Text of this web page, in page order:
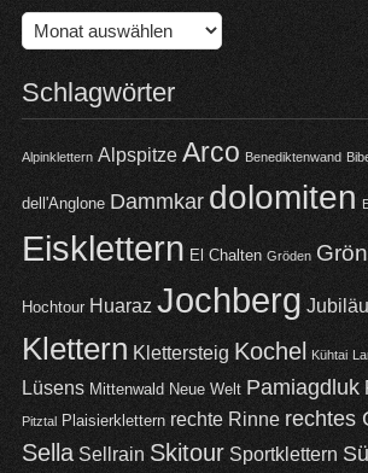
Archiv
Schlagwörter
Alpinklettern Alpspitze Arco Benediktenwand
dell'Anglone Dammkar dolomiten
Eisklettern El Chalten Gröden
Hochtour Huaraz Jochberg
Klettern Klettersteig Kochel Kühtai
Lüsens Mittenwald Neue Welt Pamiagdluk
Pitztal Plaisierklettern rechte Rinne rechtes
Sella Sellrain Skitour Sportklettern